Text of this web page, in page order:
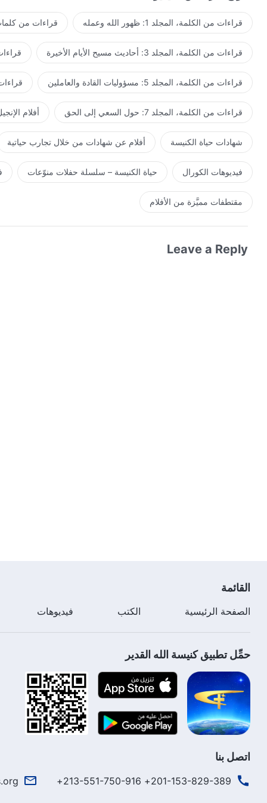
قراءات من الكلمة، المجلد 1: ظهور الله وعمله قراءات من
قراءات من الكلمة، المجلد 3: أحاديث مسيح الأيام الأخيرة قراءات
قراءات من الكلمة، المجلد 5: مسؤوليات القادة والعاملين قراءات من
قراءات من الكلمة، المجلد 7: حول السعي إلى الحق أفلام
شهادات حياة الكنيسة أفلام عن شهادات من خلال تجارب حياتية
فيديوهات الكورال حياة الكنيسة – سلسلة حفلات منوّعات
مقتطفات مميَّزة من الأفلام
Leave a Reply
القائمة
الصفحة الرئيسية الكتب فيديوهات
حمِّل تطبيق كنيسة الله القدير
اتصل بنا
201-153-829-389+ 213-551-750-916+